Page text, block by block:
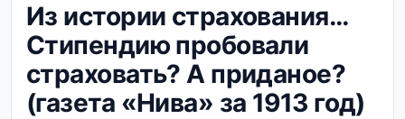
Из истории страхования…
Стипендию пробовали
страховать? А приданое?
(газета «Нива» за 1913 год)